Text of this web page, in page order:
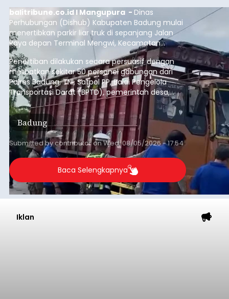
balitribune.co.id I Mangupura - Dinas
Perhubungan (Dishub) Kabupaten Badung mulai
menertibkan parkir liar truk di sepanjang Jalan
Raya depan Terminal Mengwi, Kecamatan
Mengwi, Rabu (5/8/2026).
Penertiban dilakukan secara persuasif dengan
melibatkan sekitar 50 personel gabungan dari
Polres Badung, TNI, Satpol PP, Balai Pengelola
Transportasi Darat (BPTD), pemerintah desa,
desa adat, Linmas, dan Pecalang.
Badung
Submitted bycontributoronWed, 08/05/2026 - 17:54
Baca Selengkapnya
Iklan